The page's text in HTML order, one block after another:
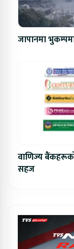
जापानमा
वाणिज्य
सहज